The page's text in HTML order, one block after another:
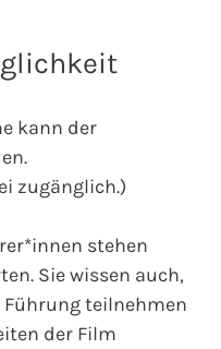
kann der
zugänglich.)
stehen
Sie wissen auch,
teilnehmen
der Film